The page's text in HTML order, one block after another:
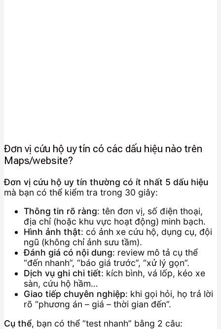
Đơn vị cứu hộ uy tín có các dấu hiệu nào trên
Maps/website?
Đơn vị cứu hộ uy tín thường có ít nhất 5 dấu hiệu
mà bạn có thể kiểm tra trong 30 giây:
Thông tin rõ ràng: tên đơn vị, số điện thoại,
địa chỉ (hoặc khu vực hoạt động) minh bạch.
Hình ảnh thật: có ảnh xe cứu hộ, dụng cụ, đội
ngũ (không chỉ ảnh sưu tầm).
Đánh giá có nội dung: review mô tả cụ thể
“đến nhanh”, “báo giá trước”, “xử lý gọn”.
Dịch vụ ghi chi tiết: kích bình, vá lốp, kéo xe
sàn, cứu hộ hầm…
Giao tiếp chuyên nghiệp: khi gọi hỏi, họ trả lời
rõ “phương án – giá – thời gian đến”.
Cụ thể, bạn có thể “test nhanh” bằng 2 câu: